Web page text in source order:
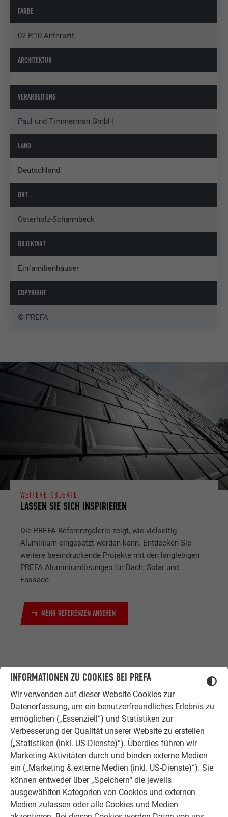
INFORMATIONEN ZU COOKIES BEI PREFA
Wir verwenden auf dieser Website Cookies zur
Datenerfassung, um ein benutzerfreundliches Erlebnis zu
ermöglichen („Essenziell“) und Statistiken zur
Verbesserung der Qualität unserer Website zu erstellen
(„Statistiken (inkl. US-Dienste)“). Überdies führen wir
Marketing-Aktivitäten durch und binden externe Medien
ein („Marketing & externe Medien (inkl. US-Dienste)“). Sie
können entweder über „Speichern“ die jeweils
ausgewählten Kategorien von Cookies und externen
Medien zulassen oder alle Cookies und Medien
FARBE
02 P.10 Anthrazit
ARCHITEKTUR
VERARBEITUNG
Paul und Timmerman GmbH
LAND
Deutschland
ORT
Osterholz-Scharmbeck
OBJEKTART
Einfamilienhäuser
COPYRIGHT
© PREFA
LASSEN SIE SICH INSPIRIEREN
WEITERE OBJEKTE
Die PREFA Referenzgalerie zeigt, wie vielseitig
Aluminium eingesetzt werden kann. Entdecken Sie
weitere beeindruckende Projekte mit den langlebigen
PREFA Aluminiumlösungen für Dach, Solar und
Fassade.
MEHR REFERENZEN ANSEHEN
ERFAHRUNGSBERICHTE
ZUFRIEDENE KUNDEN
Ob Bauherr, Sanierer, Verarbeiter oder
Architekt - die Zufriedenheit all
unserer Kunden liegt uns am Herzen.
Deshalb versuchen wir als PREFA in
allen Phasen Ihres Projektes als
starker Begleiter zur Seite zu stehen.